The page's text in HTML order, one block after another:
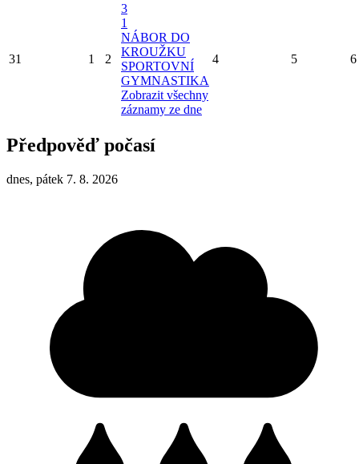
31 1 2
3
1
NÁBOR DO
KROUŽKU
SPORTOVNÍ
GYMNASTIKA
Zobrazit všechny
záznamy ze dne
4 5 6
Předpověď počasí
dnes, pátek 7. 8. 2026